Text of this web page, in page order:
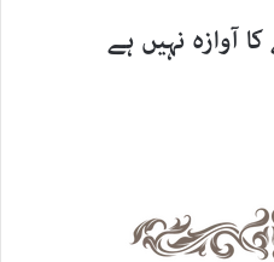
آوازہ نہیں ہے